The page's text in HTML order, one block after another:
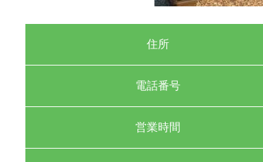
住所
電話番号
営業時間